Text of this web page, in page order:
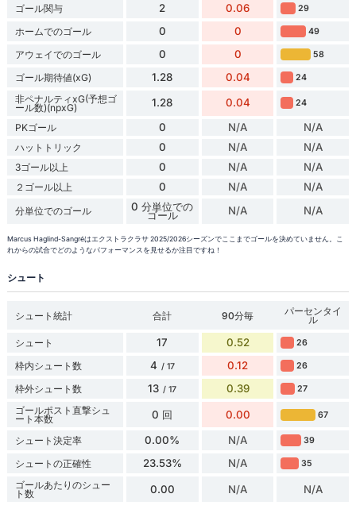
ゴール関与 2 0.06 29
ホームでのゴール 0 0 49
アウェイでのゴール 0 0 58
ゴール期待値(xG) 1.28 0.04 24
非ペナルティxG(予想ゴ
ール数)(npxG) 1.28 0.04 24
PKゴール 0 N/A N/A
ハットトリック 0 N/A N/A
3ゴール以上 0 N/A N/A
２ゴール以上 0 N/A N/A
分単位でのゴール 0 分単位での
ゴール N/A N/A
Marcus Haglind-Sangréはエクストラクラサ 2025/2026シーズンでここまでゴールを決めていません。こ
れからの試合でどのようなパフォーマンスを見せるか注目ですね！
シュート
シュート統計 合計 90分毎 パーセンタイ
ル
シュート
17 0.52 26
枠内シュート数 4 / 17 0.12 26
枠外シュート数 13 / 17 0.39 27
ゴールポスト直撃シュ
ート本数 0 回 0.00 67
シュート決定率 0.00% N/A 39
シュートの正確性 23.53% N/A 35
ゴールあたりのシュー
ト数 0.00 N/A N/A